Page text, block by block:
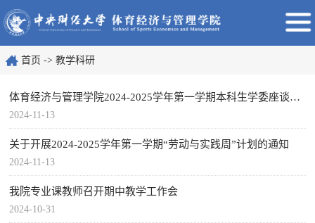
首页 -> 教学科研
体育经济与管理学院2024-2025学年第一学期本科生学委座谈会顺...
2024-11-13
关于开展2024-2025学年第一学期“劳动与实践周”计划的通知
2024-11-13
我院专业课教师召开期中教学工作会
2024-10-31